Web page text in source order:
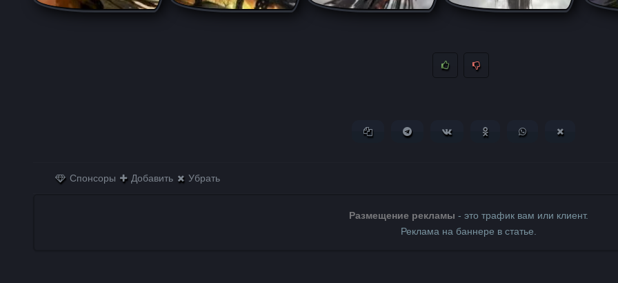
Копировать ссылкуПоделиться в Telegram
Поделиться ВКонтакте
Поделиться вПоделиться в
Спонсоры Добавить Убрать
Размещение рекламы - это трафик вам или клиент.
Реклама на баннере в статье.